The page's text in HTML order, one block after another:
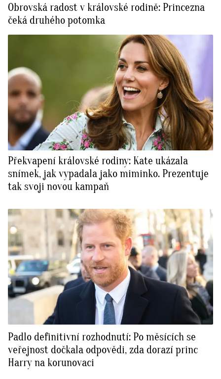
Obrovská radost v královské rodině: Princezna
čeká druhého potomka
Překvapení královské rodiny: Kate ukázala
snímek, jak vypadala jako miminko. Prezentuje
tak svoji novou kampaň
Padlo definitivní rozhodnutí: Po měsících se
veřejnost dočkala odpovědi, zda dorazí princ
Harry na korunovaci